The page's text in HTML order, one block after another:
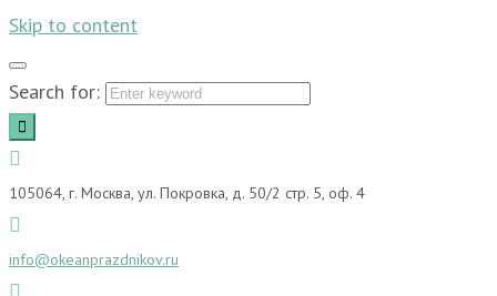
Skip to content
Search for:
105064, г. Москва, ул. Покровка, д. 50/2 стр. 5, оф. 4
info@okeanprazdnikov.ru